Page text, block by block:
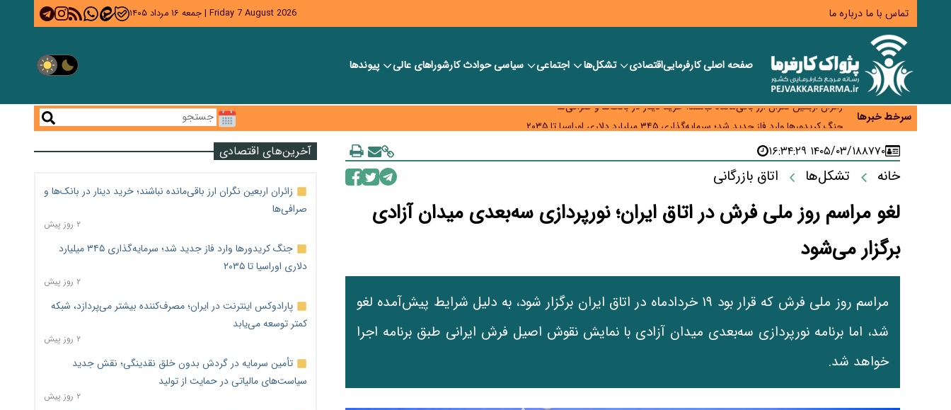
تماس با ما درباره ما Friday 7 August 2026
| جمعه ۱۶ مرداد ۱۴۰۵
صفحه اصلیکارفرماییاقتصادی تشکل‌ها اجتماعی سیاسیحوادث کارشورا‎های عالی پیوندها
سرخط خبرها
همایش و مسابقه نذری ماه صفر برگزار شد
جنگ کریدورها وارد فاز جدید شد؛ سرمایه‌گذاری ۳۴۵ میلیارد دلاری اوراسیا تا ۲۰۳۵
تأمین سرمایه در گردش بدون خلق نقدینگی؛ نقش جدید سیاست‌های مالیاتی در حمایت از تولید
۸۷۷۰۱۴۰۵/۰۳/۱۸ ۱۶:۳۴:۲۹
خانه تشکل‌ها اتاق بازرگانی
لغو مراسم روز ملی فرش در اتاق ایران؛ نورپردازی سه‌بعدی میدان آزادی
برگزار می‌شود
مراسم روز ملی فرش که قرار بود ۱۹ خردادماه در اتاق ایران برگزار شود، به دلیل شرایط پیش‌آمده لغو
شد، اما برنامه نورپردازی سه‌بعدی میدان آزادی با نمایش نقوش اصیل فرش ایرانی طبق برنامه اجرا
خواهد شد.
آخرین‌های اقتصادی
زائران اربعین نگران ارز باقی‌مانده نباشند؛ خرید دینار در بانک‌ها و
صرافی‌ها
۲ روز پیش
جنگ کریدورها وارد فاز جدید شد؛ سرمایه‌گذاری ۳۴۵ میلیارد
دلاری اوراسیا تا ۲۰۳۵
۲ روز پیش
پارادوکس اینترنت در ایران؛ مصرف‌کننده بیشتر می‌پردازد، شبکه
کمتر توسعه می‌یابد
۲ روز پیش
تأمین سرمایه در گردش بدون خلق نقدینگی؛ نقش جدید
سیاست‌های مالیاتی در حمایت از تولید
۲ روز پیش